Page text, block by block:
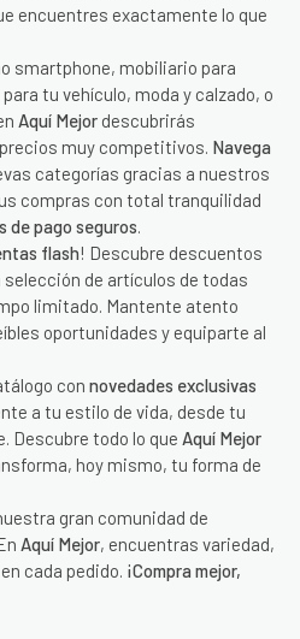
encuentres exactamente lo que
smartphone, mobiliario para
tu vehículo, moda y calzado, o
Aquí Mejor descubrirás
muy competitivos. Navega
categorías gracias a nuestros
compras con total tranquilidad
de pago seguros.
flash! Descubre descuentos
de artículos de todas
limitado. Mantente atento
oportunidades y equiparte al
con novedades exclusivas
a tu estilo de vida, desde tu
Descubre todo lo que Aquí Mejor
hoy mismo, tu forma de
gran comunidad de
Aquí Mejor, encuentras variedad,
cada pedido. ¡Compra mejor,